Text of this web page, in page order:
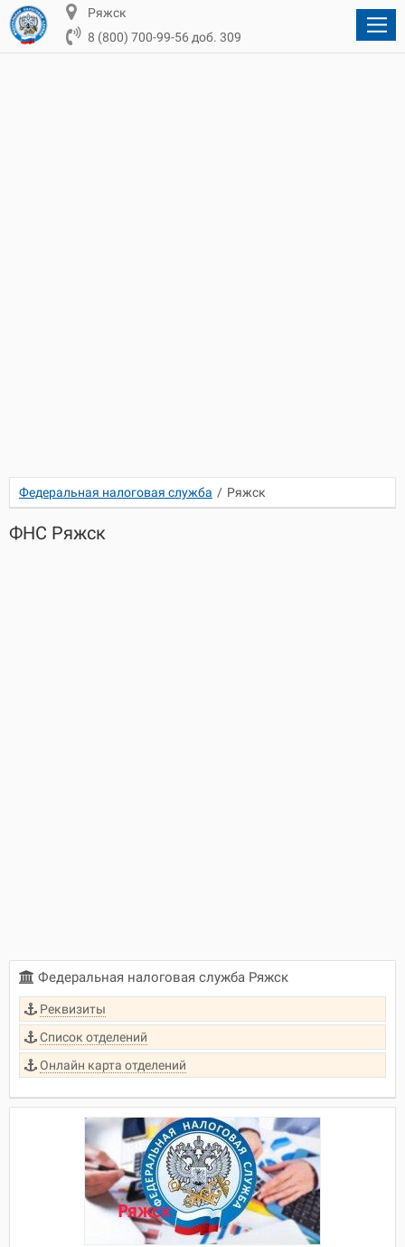
Ряжск
8 (800) 700-99-56 доб. 309
Федеральная налоговая служба / Ряжск
ФНС Ряжск
Федеральная налоговая служба Ряжск
Реквизиты
Список отделений
Онлайн карта отделений